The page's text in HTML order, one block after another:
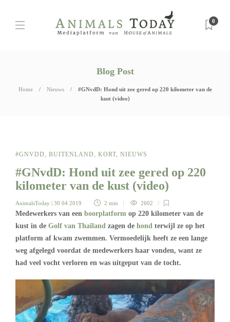
0
Blog Post
Home Nieuws
#GNvdD: Hond uit zee gered op 220 kilometer van de
kust (video)
#GNVDD, BUITENLAND, KORT, NIEUWS
#GNvdD: Hond uit zee gered op 220
kilometer van de kust (video)
AnimalsToday | 30 04 2019 2 min 2602
Medewerkers van een boorplatform op 220 kilometer van de
kust in de Golf van Thailand zagen de hond terwijl ze op het
platform af kwam zwemmen. Vermoedelijk heeft ze een lange
weg afgelegd voordat de medewerkers haar vonden, want ze
had veel vocht verloren en was uitgeput van de tocht.